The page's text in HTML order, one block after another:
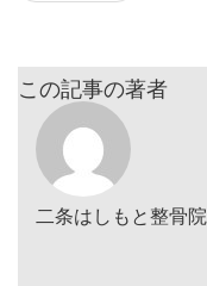
この記事の著者
二条はしもと整骨院